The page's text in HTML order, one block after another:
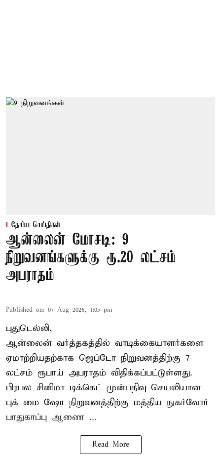
தேசிய செய்திகள்
ஆன்லைன் மோசடி: 9
நிறுவனங்களுக்கு ரூ.20 லட்சம்
அபராதம்
Published on: 07 Aug 2026, 1:05 pm
புதுடெல்லி,
ஆன்லைன் வர்த்தகத்தில் வாடிக்கையாளர்களை
ஏமாற்றியதற்காக ஜெப்டோ நிறுவனத்திற்கு 7
லட்சம் ரூபாய் அபராதம் விதிக்கப்பட்டுள்ளது.
பிரபல சினிமா டிக்கெட் முன்பதிவு செயலியான
புக் மை ஷோ நிறுவனத்திற்கு மத்திய நுகர்வோர்
பாதுகாப்பு ஆணை ...
Read More